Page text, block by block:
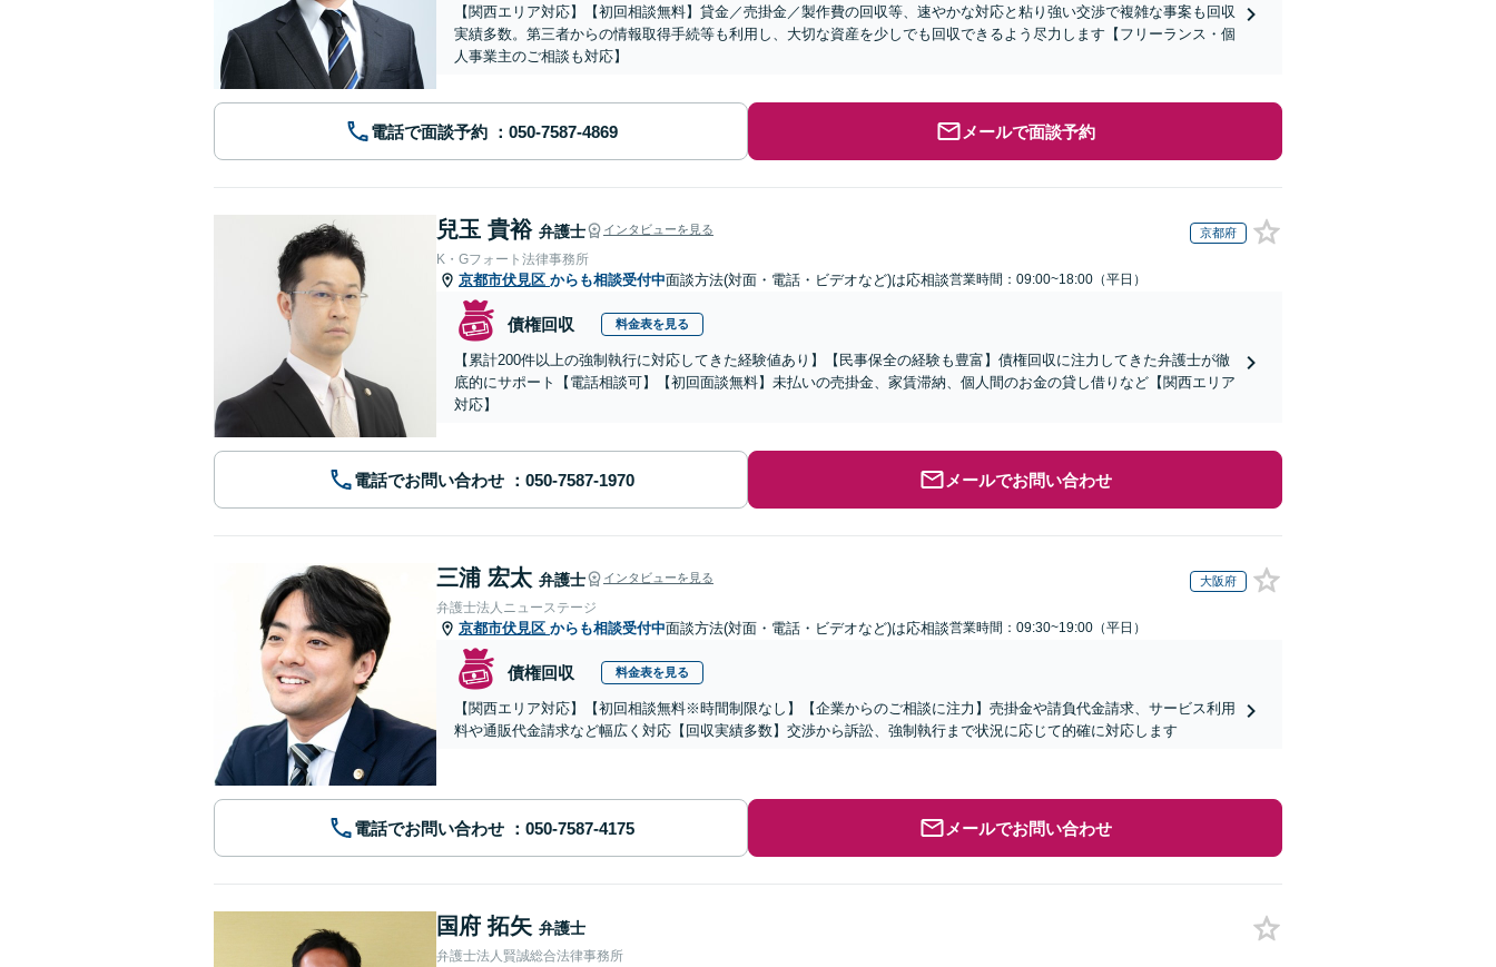
【関西エリア対応】【初回相談無料】貸金／売掛金／製作費の回収等、速やかな対応と粘り強い交渉で複雑な事案も回収
実績多数。第三者からの情報取得手続等も利用し、大切な資産を少しでも回収できるよう尽力します【フリーランス・個
人事業主のご相談も対応】
電話で面談予約 メールで面談予約
兒玉 貴裕 弁護士 インタビューを見る 京都府
K・Gフォート法律事務所
京都市伏見区 からも相談受付中面談方法(対面・電話・ビデオなど)は応相談営業時間：09:00~18:00（平日）
債権回収 料金表を見る
【累計200件以上の強制執行に対応してきた経験値あり】【民事保全の経験も豊富】債権回収に注力してきた弁護士が徹
底的にサポート【電話相談可】【初回面談無料】未払いの売掛金、家賃滞納、個人間のお金の貸し借りなど【関西エリア
対応】
電話でお問い合わせ メールでお問い合わせ
三浦 宏太 弁護士 インタビューを見る 大阪府
弁護士法人ニューステージ
京都市伏見区 からも相談受付中面談方法(対面・電話・ビデオなど)は応相談営業時間：09:30~19:00（平日）
債権回収 料金表を見る
【関西エリア対応】【初回相談無料※時間制限なし】【企業からのご相談に注力】売掛金や請負代金請求、サービス利用
料や通販代金請求など幅広く対応【回収実績多数】交渉から訴訟、強制執行まで状況に応じて的確に対応します
電話でお問い合わせ メールでお問い合わせ
国府 拓矢 弁護士
弁護士法人賢誠総合法律事務所